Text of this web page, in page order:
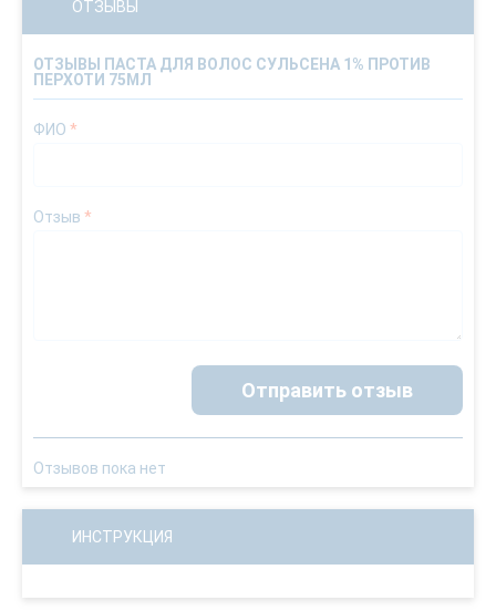
ОТЗЫВЫ
ОТЗЫВЫ ПАСТА ДЛЯ ВОЛОС СУЛЬСЕНА 1% ПРОТИВ
ПЕРХОТИ 75МЛ
ФИО *
Отзыв *
Отправить отзыв
Отзывов пока нет
ИНСТРУКЦИЯ